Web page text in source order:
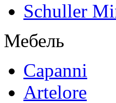
Schuller
Мебель
Capanni
Artelore